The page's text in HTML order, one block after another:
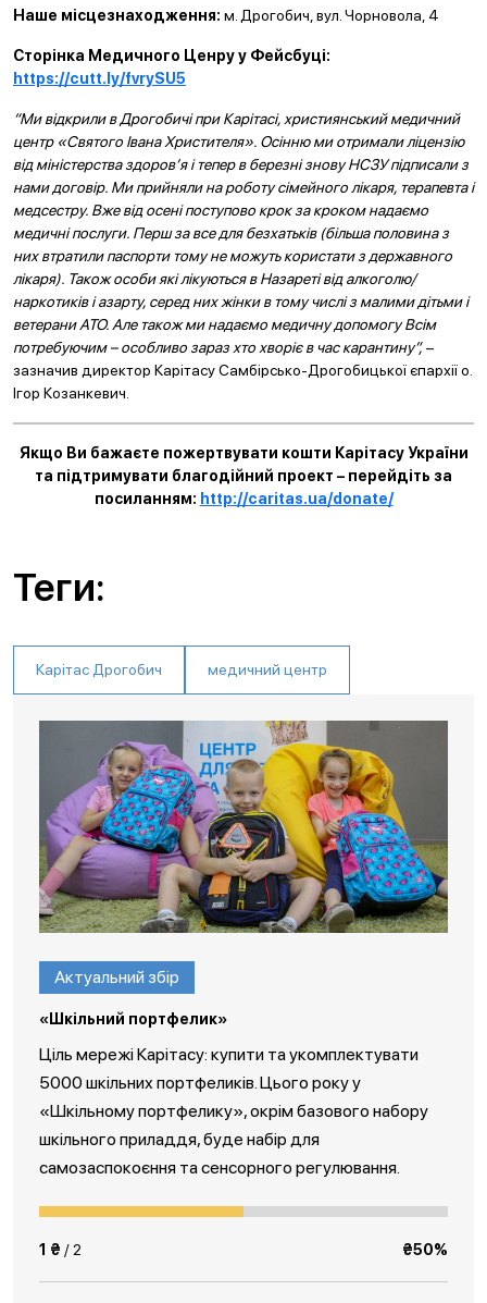
Наше місцезнаходження: м. Дрогобич, вул. Чорновола, 4
Сторінка Медичного Ценру у Фейсбуці:
https://cutt.ly/fvrySU5
“Ми відкрили в Дрогобичі при Карітасі, християнський медичний
центр «Святого Івана Христителя». Осінню ми отримали ліцензію
від міністерства здоров’я і тепер в березні знову НСЗУ підписали з
нами договір. Ми прийняли на роботу сімейного лікаря, терапевта і
медсестру. Вже від осені поступово крок за кроком надаємо
медичні послуги. Перш за все для безхатьків (більша половина з
них втратили паспорти тому не можуть користати з державного
лікаря). Також особи які лікуються в Назареті від алкоголю/
наркотиків і азарту, серед них жінки в тому числі з малими дітьми і
ветерани АТО. Але також ми надаємо медичну допомогу Всім
потребуючим – особливо зараз хто хворіє в час карантину”,–
зазначив директор Карітасу Самбірсько-Дрогобицької єпархії о.
Ігор Козанкевич.
Якщо Ви бажаєте пожертвувати кошти Карітасу України
та підтримувати благодійний проект – перейдіть за
посиланням: http://caritas.ua/donate/
Теги:
Карітас Дрогобич медичний центр
Актуальний збір
«Шкільний портфелик»
Ціль мережі Карітасу: купити та укомплектувати
5000 шкільних портфеликів. Цього року у
«Шкільному портфелику», окрім базового набору
шкільного приладдя, буде набір для
самозаспокоєння та сенсорного регулювання.
1 ₴ / 2 ₴50%